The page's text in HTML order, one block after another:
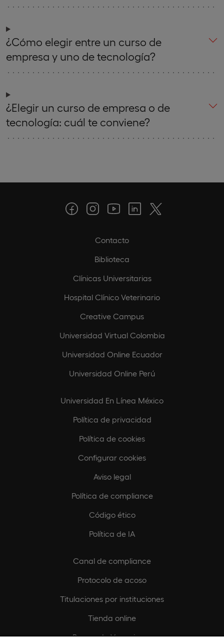
¿Cómo elegir entre un curso de
empresa y uno de tecnología?
¿Elegir un curso de empresa o de
tecnología: cuál te conviene?
Contacto
Biblioteca
Clínicas Universitarias
Hospital Clínico Veterinario
Creative Campus
Universidad Virtual Colombia
Universidad Online Ecuador
Universidad Online Perú
Universidad En Línea México
Política de privacidad
Política de cookies
Configurar cookies
Aviso legal
Política de compliance
Código ético
Política de IA
Canal de compliance
Protocolo de acoso
Titulaciones por instituciones
Tienda online